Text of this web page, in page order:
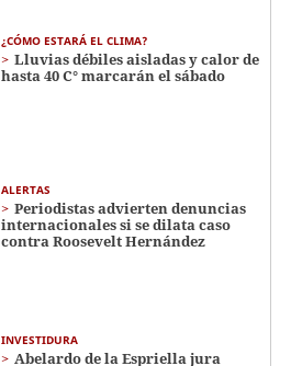
¿CÓMO ESTARÁ EL CLIMA?
Lluvias débiles aisladas y calor de
hasta 40 C° marcarán el sábado
ALERTAS
Periodistas advierten denuncias
internacionales si se dilata caso
contra Roosevelt Hernández
INVESTIDURA
Abelardo de la Espriella jura